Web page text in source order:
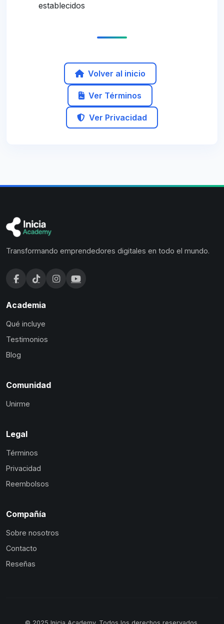
establecidos
Volver al inicio
Ver Términos
Ver Privacidad
Transformando emprendedores digitales en todo el mundo.
Academia
Qué incluye
Testimonios
Blog
Comunidad
Unirme
Legal
Términos
Privacidad
Reembolsos
Compañía
Sobre nosotros
Contacto
Reseñas